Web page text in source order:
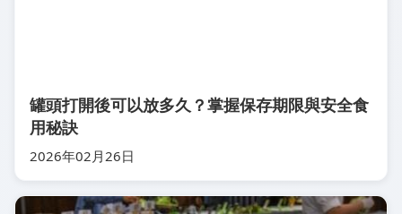
罐頭打開後可以放多久？掌握保存期限與安全食
用秘訣
2026年02月26日